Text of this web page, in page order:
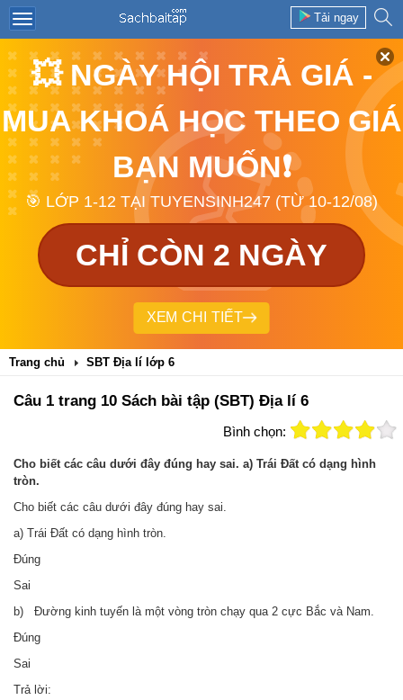
Tải ngay
💥 NGÀY HỘI TRẢ GIÁ -
MUA KHOÁ HỌC THEO GIÁ
BẠN MUỐN❗
🎯 LỚP 1-12 TẠI TUYENSINH247 (TỪ 10-12/08)
CHỈ CÒN 2 NGÀY
XEM CHI TIẾT
Trang chủ SBT Địa lí lớp 6
Câu 1 trang 10 Sách bài tập (SBT) Địa lí 6
Bình chọn:
Cho biết các câu dưới đây đúng hay sai. a) Trái Đất có dạng hình
tròn.
Cho biết các câu dưới đây đúng hay sai.
a) Trái Đất có dạng hình tròn.
Đúng
Sai
b) Đường kinh tuyến là một vòng tròn chạy qua 2 cực Bắc và Nam.
Đúng
Sai
Trả lời: